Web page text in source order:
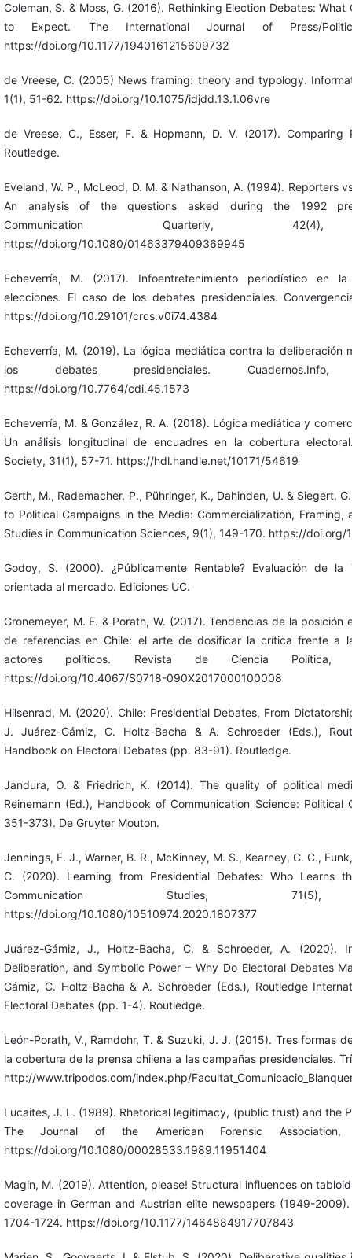
Coleman, S. & Moss, G. (2016). Rethinking Election Debates: What
to Expect. The International Journal of Press/
https://doi.org/10.1177/1940161215609732
de Vreese, C. (2005) News framing: theory and typology.
1(1), 51-62. https://doi.org/10.1075/idjdd.13.1.06vre
de Vreese, C., Esser, F. & Hopmann, D. V. (2017). Comparing
Routledge.
Eveland, W. P., McLeod, D. M. & Nathanson, A. (1994). Reporters
An analysis of the questions asked during the 1992
Communication Quarterly,
https://doi.org/10.1080/01463379409369945
Echeverría, M. (2017). Infoentretenimiento periodístico en
elecciones. El caso de los debates presidenciales.
https://doi.org/10.29101/crcs.v0i74.4384
Echeverría, M. (2019). La lógica mediática contra la deliberación
los debates presidenciales.
https://doi.org/10.7764/cdi.45.1573
Echeverría, M. & González, R. A. (2018). Lógica mediática y
Un análisis longitudinal de encuadres en la cobertura
Society, 31(1), 57-71. https://hdl.handle.net/10171/54619
Gerth, M., Rademacher, P., Pühringer, K., Dahinden, U. & Siegert,
to Political Campaigns in the Media: Commercialization, Framing,
Studies in Communication Sciences, 9(1), 149-170. https://
Godoy, S. (2000). ¿Públicamente Rentable? Evaluación de la
orientada al mercado. Ediciones UC.
Gronemeyer, M. E. & Porath, W. (2017). Tendencias de la posición
de referencias en Chile: el arte de dosificar la crítica frente a
actores políticos. Revista de Ciencia Política,
https://doi.org/10.4067/S0718-090X2017000100008
Hilsenrad, M. (2020). Chile: Presidential Debates, From
J. Juárez-Gámiz, C. Holtz-Bacha & A. Schroeder (Eds.),
Handbook on Electoral Debates (pp. 83-91). Routledge.
Jandura, O. & Friedrich, K. (2014). The quality of political
Reinemann (Ed.), Handbook of Communication Science: Political
351-373). De Gruyter Mouton.
Jennings, F. J., Warner, B. R., McKinney, M. S., Kearney, C. C.,
C. (2020). Learning from Presidential Debates: Who Learns
Communication Studies,
https://doi.org/10.1080/10510974.2020.1807377
Juárez-Gámiz, J., Holtz-Bacha, C. & Schroeder, A. (2020).
Deliberation, and Symbolic Power – Why Do Electoral Debates
Gámiz, C. Holtz-Bacha & A. Schroeder (Eds.), Routledge
Electoral Debates (pp. 1-4). Routledge.
León-Porath, V., Ramdohr, T. & Suzuki, J. J. (2015). Tres formas
la cobertura de la prensa chilena a las campañas presidenciales.
http://www.tripodos.com/index.php/
Lucaites, J. L. (1989). Rhetorical legitimacy, (public trust) and the
The Journal of the American Forensic Association,
https://doi.org/10.1080/00028533.1989.11951404
Magin, M. (2019). Attention, please! Structural influences on
coverage in German and Austrian elite newspapers (1949-
1704-1724. https://doi.org/10.1177/1464884917707843